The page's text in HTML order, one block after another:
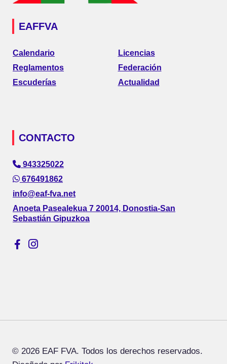
EAFFVA
Calendario
Reglamentos
Escuderías
Licencias
Federación
Actualidad
CONTACTO
943325022
676491862
info@eaf-fva.net
Anoeta Pasealekua 7 20014, Donostia-San
Sebastián Gipuzkoa
© 2026 EAF FVA. Todos los derechos reservados.